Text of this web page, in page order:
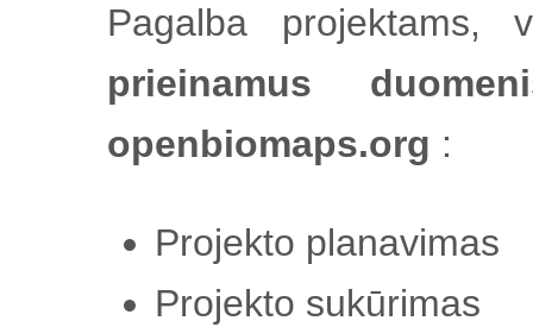
Pagalba projektams,
prieinamus
openbiomaps.org :
Projekto planavimas
Projekto sukūrimas